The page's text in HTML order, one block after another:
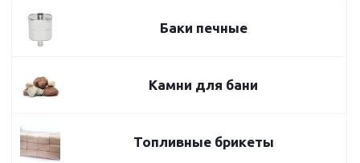
Баки печные
Камни для бани
Топливные брикеты